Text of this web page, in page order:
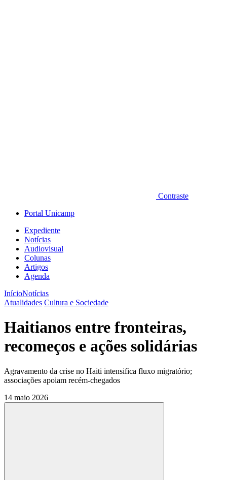
Contraste
Portal Unicamp
Expediente
Notícias
Audiovisual
Colunas
Artigos
Agenda
InícioNotícias
Atualidades Cultura e Sociedade
Haitianos entre fronteiras,
recomeços e ações solidárias
Agravamento da crise no Haiti intensifica fluxo migratório;
associações apoiam recém-chegados
14 maio 2026